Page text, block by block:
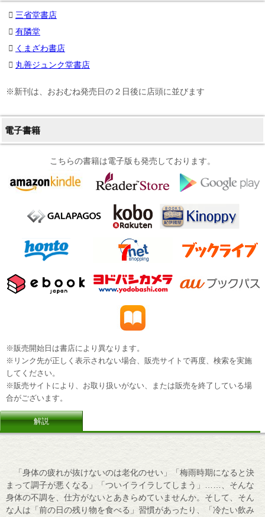
三省堂書店
有隣堂
くまざわ書店
丸善ジュンク堂書店
※新刊は、おおむね発売日の２日後に店頭に並びます
電子書籍
こちらの書籍は電子版も発売しております。
※販売開始日は書店により異なります。
※リンク先が正しく表示されない場合、販売サイトで再度、検索を実施
してください。
※販売サイトにより、お取り扱いがない、または販売を終了している場
合がございます。
解説
「身体の疲れが抜けないのは老化のせい」「梅雨時期になると決
まって調子が悪くなる」「ついイライラしてしまう」……、そんな
身体の不調を、仕方がないとあきらめていませんか。そして、そん
な人は「前の日の残り物を食べる」習慣があったり、「冷たい飲み